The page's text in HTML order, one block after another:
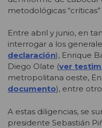
metodológicas “críticas”
Entre abril y junio, en
interrogar a los
declaración), Enrique
Diego Olate (ver
metropolitana oeste,
documento), entre
A estas diligencias, se
presidente Sebastián